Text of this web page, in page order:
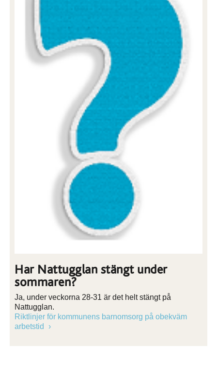
Har Nattugglan stängt under
sommaren?
Ja, under veckorna 28-31 är det helt stängt på
Nattugglan.
Riktlinjer för kommunens barnomsorg på obekväm
arbetstid